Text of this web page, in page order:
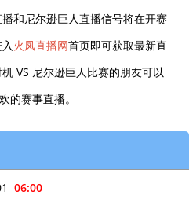
和尼尔逊巨人直播信号将在开赛
火凤直播网首页即可获取最新直
VS 尼尔逊巨人比赛的朋友可以
的赛事直播。
06:00